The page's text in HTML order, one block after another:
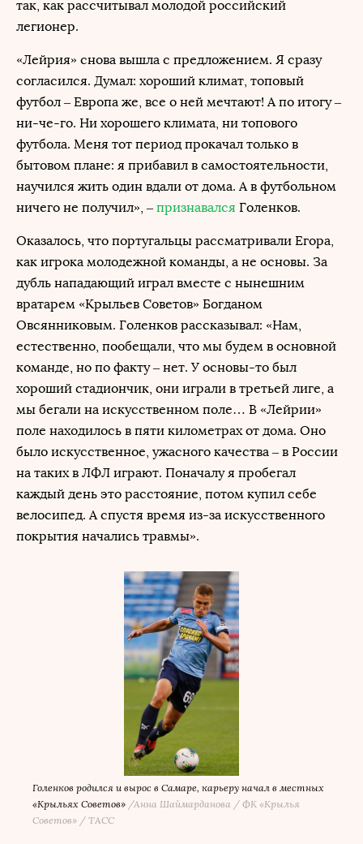
так, как рассчитывал молодой российский
легионер.
«Лейрия» снова вышла с предложением. Я сразу
согласился. Думал: хороший климат, топовый
футбол – Европа же, все о ней мечтают! А по итогу –
ни-че-го. Ни хорошего климата, ни топового
футбола. Меня тот период прокачал только в
бытовом плане: я прибавил в самостоятельности,
научился жить один вдали от дома. А в футбольном
ничего не получил», – признавался Голенков.
Оказалось, что португальцы рассматривали Егора,
как игрока молодежной команды, а не основы. За
дубль нападающий играл вместе с нынешним
вратарем «Крыльев Советов» Богданом
Овсянниковым. Голенков рассказывал: «Нам,
естественно, пообещали, что мы будем в основной
команде, но по факту – нет. У основы-то был
хороший стадиончик, они играли в третьей лиге, а
мы бегали на искусственном поле… В «Лейрии»
поле находилось в пяти километрах от дома. Оно
было искусственное, ужасного качества – в России
на таких в ЛФЛ играют. Поначалу я пробегал
каждый день это расстояние, потом купил себе
велосипед. А спустя время из-за искусственного
покрытия начались травмы».
Голенков родился и вырос в Самаре, карьеру начал в местных
«Крыльях Советов» /Анна Шаймарданова / ФК «Крылья
Советов» / ТАСС